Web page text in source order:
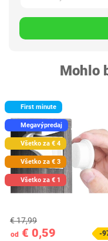
Mohlo
First minute
Megavýpredaj
Všetko za € 4
Všetko za € 3
Všetko za € 1
od € 0,59
€ 17,99
-